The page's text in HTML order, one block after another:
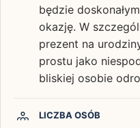
będzie
okazję. W
prezent na
prostu jako
bliskiej osobie
LICZBA OSÓB